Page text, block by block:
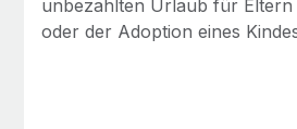
unbezahlten Urlaub für Eltern
oder der Adoption eines